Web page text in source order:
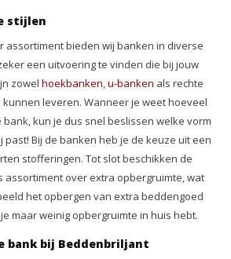
stijlen
assortiment bieden wij banken in diverse
een uitvoering te vinden die bij jouw
zowelhoekbanken,u-banken als rechte
kunnen leveren. Wanneer je weet hoeveel
kun je dus snel beslissen welke vorm
past! Bij de banken heb je de keuze uit een
stofferingen. Tot slot beschikken de
assortiment over extra opbergruimte, wat
het opbergen van extra beddengoed
maar weinig opbergruimte in huis hebt.
bank bij Beddenbriljant